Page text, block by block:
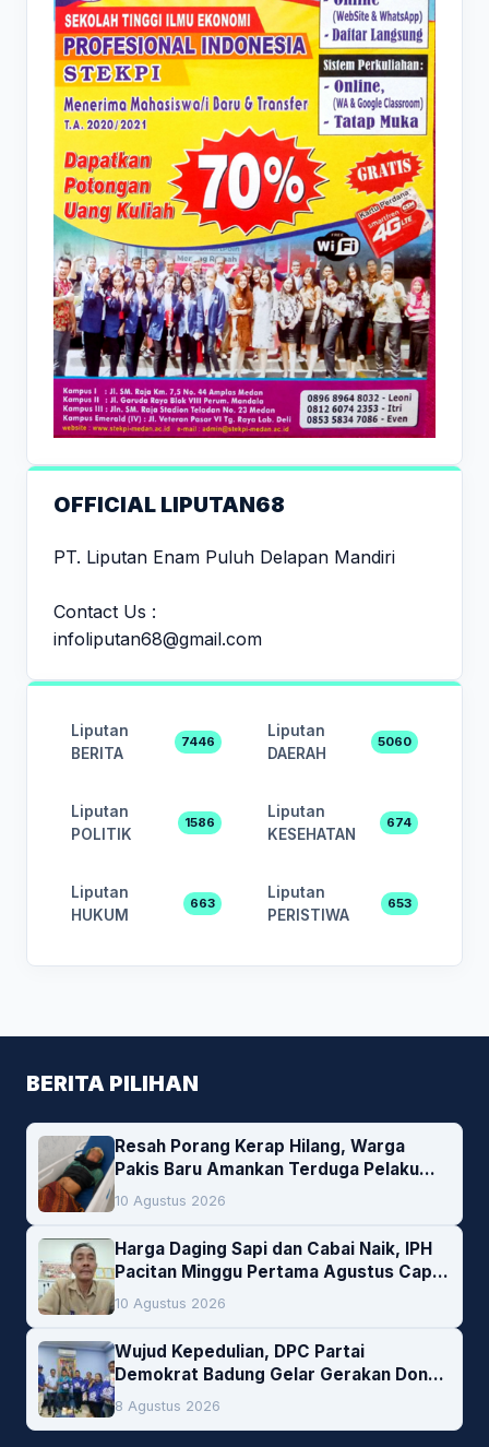
OFFICIAL LIPUTAN68
PT. Liputan Enam Puluh Delapan Mandiri
Contact Us :
infoliputan68@gmail.com
Liputan
BERITA
7446
Liputan
DAERAH
5060
Liputan
POLITIK
1586
Liputan
KESEHATAN
674
Liputan
HUKUM
663
Liputan
PERISTIWA
653
BERITA PILIHAN
Resah Porang Kerap Hilang, Warga
Pakis Baru Amankan Terduga Pelaku
Pencurian
10 Agustus 2026
Harga Daging Sapi dan Cabai Naik, IPH
Pacitan Minggu Pertama Agustus Capai
1,66 Persen. Ini Penjelasan Kabag Ayub
10 Agustus 2026
Wujud Kepedulian, DPC Partai
Demokrat Badung Gelar Gerakan Donor
Darah
8 Agustus 2026